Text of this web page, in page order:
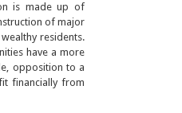
is made up of
of major
residents.
have a more
opposition to a
financially from